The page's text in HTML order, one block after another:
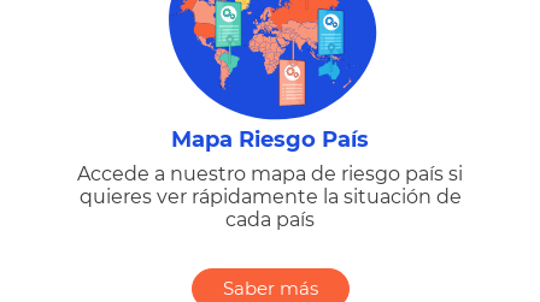
Mapa Riesgo País
Accede a nuestro mapa de riesgo país si
quieres ver rápidamente la situación de
cada país
Saber más